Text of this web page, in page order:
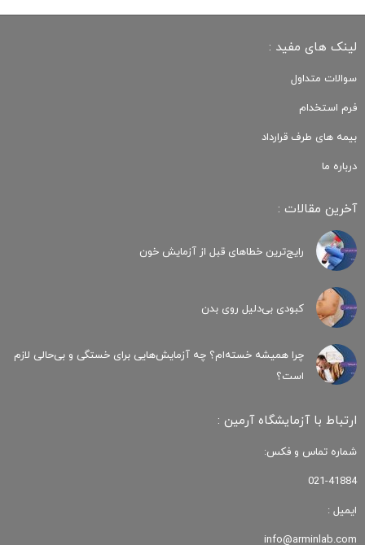
لینک های مفید :
سوالات متداول
فرم استخدام
بیمه های طرف قرارداد
درباره ما
آخرین مقالات :
رایج‌ترین خطاهای قبل از آزمایش خون
کبودی‌ بی‌دلیل روی بدن
چرا همیشه خسته‌ام؟ چه آزمایش‌هایی برای خستگی و بی‌حالی لازم
است؟
ارتباط با آزمایشگاه آرمین :
شماره تماس و فکس:
021-41884
ایمیل :
info@arminlab.com